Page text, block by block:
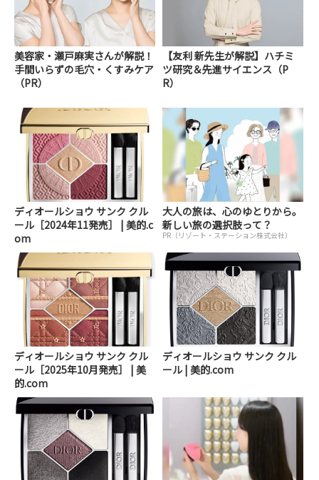
美容家・瀬戸麻実さんが解説！
手間いらずの毛穴・くすみケア
（PR）
【友利 新先生が解説】ハチミ
ツ研究＆先進サイエンス（P
R）
ディオールショウ サンク クル
ール［2024年11発売］ | 美的.c
om
大人の旅は、心のゆとりから。
新しい旅の選択肢って？
PR（リゾート・ステーション株式会社）
ディオールショウ サンク クル
ール［2025年10月発売］ | 美
的.com
ディオールショウ サンク クル
ール | 美的.com